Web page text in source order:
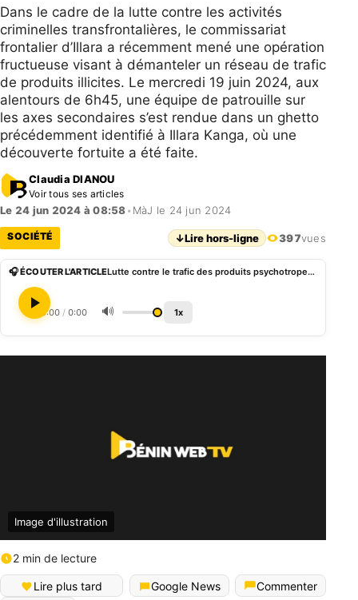
Dans le cadre de la lutte contre les activités
criminelles transfrontalières, le commissariat
frontalier d’Illara a récemment mené une opération
fructueuse visant à démanteler un réseau de trafic
de produits illicites. Le mercredi 19 juin 2024, aux
alentours de 6h45, une équipe de patrouille sur
les axes secondaires s’est rendue dans un ghetto
précédemment identifié à Illara Kanga, où une
découverte fortuite a été faite.
Claudia DIANOU
Voir tous ses articles
Le 24 jun 2024 à 08:58• MàJ le 24 jun 2024
SOCIÉTÉ ↓Lire hors-ligne 397vues
🎧 ÉCOUTER L'ARTICLE Lutte contre le trafic des produits psychotropes: arrestation d’une personne avec plus de 60 kg de chanvre indien à Illara
0:00 / 0:00 🔊 1x
Image d'illustration
2 min de lecture
Lire plus tard Google News
Commenter